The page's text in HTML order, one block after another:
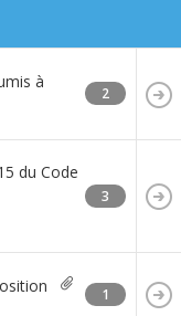
à
2
du Code
3
1